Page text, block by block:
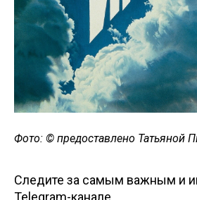
Фото: © предоставлено Татьяной
Следите за самым важным и